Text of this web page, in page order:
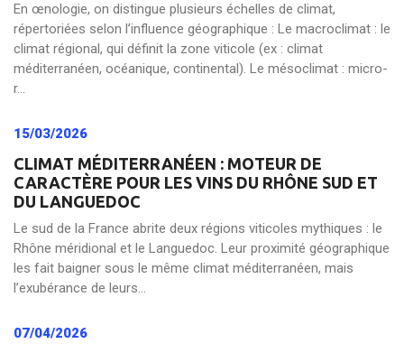
En œnologie, on distingue plusieurs échelles de climat,
répertoriées selon l’influence géographique : Le macroclimat : le
climat régional, qui définit la zone viticole (ex : climat
méditerranéen, océanique, continental). Le mésoclimat : micro-
r...
15/03/2026
CLIMAT MÉDITERRANÉEN : MOTEUR DE
CARACTÈRE POUR LES VINS DU RHÔNE SUD ET
DU LANGUEDOC
Le sud de la France abrite deux régions viticoles mythiques : le
Rhône méridional et le Languedoc. Leur proximité géographique
les fait baigner sous le même climat méditerranéen, mais
l’exubérance de leurs...
07/04/2026